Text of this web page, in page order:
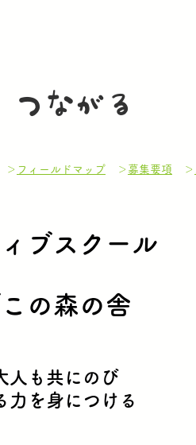
つながる
＞ フィールドマップ ＞ 募集要項 ＞
ブスクール
の森の舎
人も共にのび
力を身につける